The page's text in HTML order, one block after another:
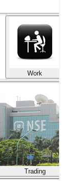
Work
Trading